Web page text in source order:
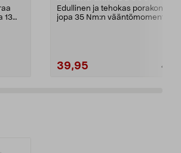
13
Edullinen ja tehokas porakone
jopa 35 Nm:n vääntömomentilla.
39,95 49,95